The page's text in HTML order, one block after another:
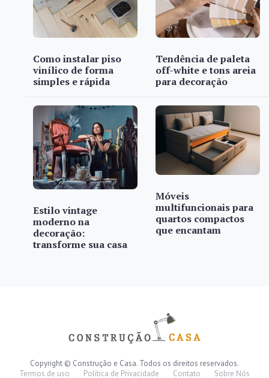
Como instalar piso
vinílico de forma
simples e rápida
Tendência de paleta
off-white e tons areia
para decoração
Estilo vintage
moderno na
decoração:
transforme sua casa
Móveis
multifuncionais para
quartos compactos
que encantam
Copyright © Construção e Casa. Todos os direitos reservados.
Termos de uso
Política de Privacidade Contato Sobre Nós